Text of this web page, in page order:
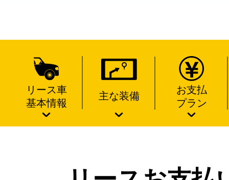
リース車
基本情報
主な装備
お支払
プラン